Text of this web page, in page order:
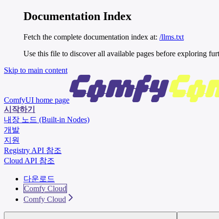
Documentation Index
Fetch the complete documentation index at: /llms.txt
Use this file to discover all available pages before exploring
Skip to main content
ComfyUI home page
시작하기
내장 노드 (Built-in Nodes)
개발
지원
Registry API 참조
Cloud API 참조
다운로드
Comfy Cloud
Comfy Cloud